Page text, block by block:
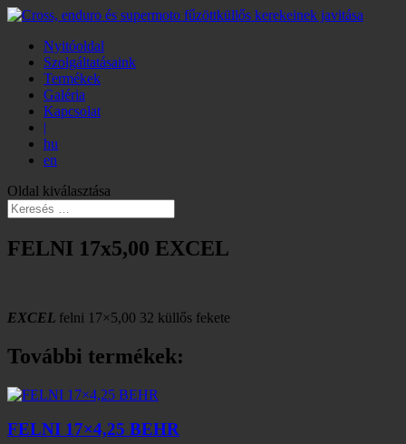
Nyitóoldal
Szolgáltatásaink
Termékek
Galéria
Kapcsolat
|
hu
en
Oldal kiválasztása
FELNI 17x5,00 EXCEL
EXCEL felni 17×5,00 32 küllős fekete
További termékek:
FELNI 17×4,25 BEHR